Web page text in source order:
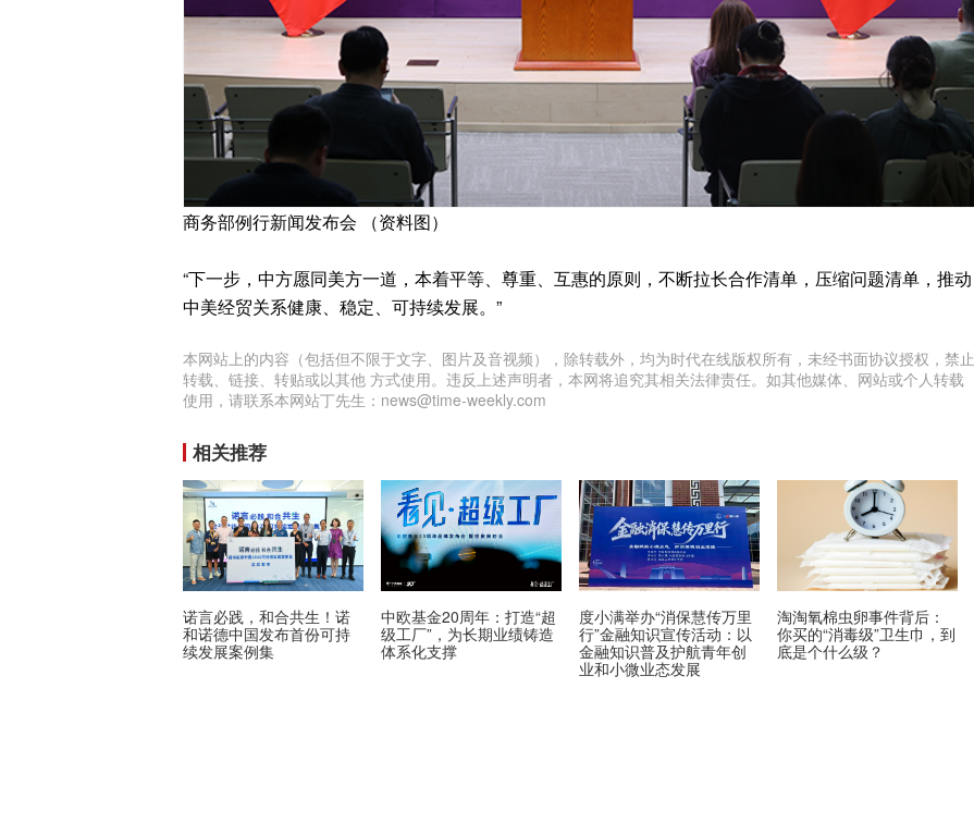
商务部例行新闻发布会 （资料图）
“下一步，中方愿同美方一道，本着平等、尊重、互惠的原则，不断拉长合作清单，压缩问题清单，推动
中美经贸关系健康、稳定、可持续发展。”
本网站上的内容（包括但不限于文字、图片及音视频），除转载外，均为时代在线版权所有，未经书面协议授权，禁止
转载、链接、转贴或以其他 方式使用。违反上述声明者，本网将追究其相关法律责任。如其他媒体、网站或个人转载
使用，请联系本网站丁先生：news@time-weekly.com
相关推荐
诺言必践，和合共生！诺
和诺德中国发布首份可持
续发展案例集
中欧基金20周年：打造“超
级工厂”，为长期业绩铸造
体系化支撑
度小满举办“消保慧传万里
行”金融知识宣传活动：以
金融知识普及护航青年创
业和小微业态发展
淘淘氧棉虫卵事件背后：
你买的“消毒级”卫生巾，到
底是个什么级？